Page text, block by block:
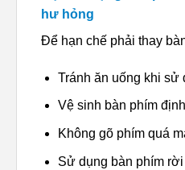
hư hỏng
Để hạn chế phải thay
Tránh ăn uống khi sử
Vệ sinh bàn phím
Không gõ phím quá
Sử dụng bàn phím